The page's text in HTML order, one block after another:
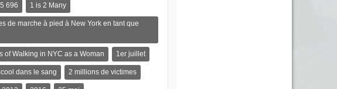
696 1 is 2 Many
de marche à pied à New York en tant que
of Walking in NYC as a Woman 1er juillet
dans le sang 2 millions de victimes